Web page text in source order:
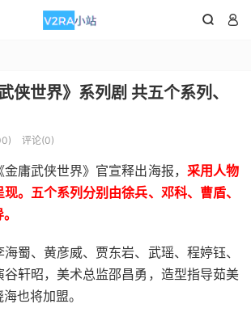
 
侠世界》系列剧 共五个系列、
评论(0)
庸武侠世界》官宣释出海报， 采用人物
。五个系列分别由徐兵、邓科、曹盾、
蜀、黄彦威、贾东岩、武瑶、程婷钰、
谷轩昭，美术总监邵昌勇，造型指导茹美
也将加盟。